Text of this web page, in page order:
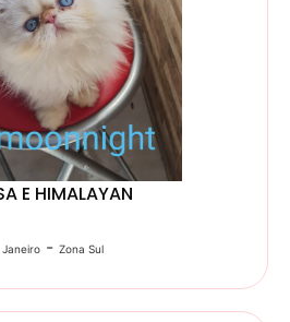
E HIMALAYAN
Janeiro - Zona Sul